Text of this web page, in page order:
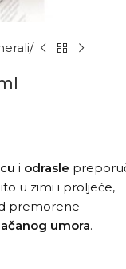
i odrasle
u zimi i proljeće,
premorene
umora.